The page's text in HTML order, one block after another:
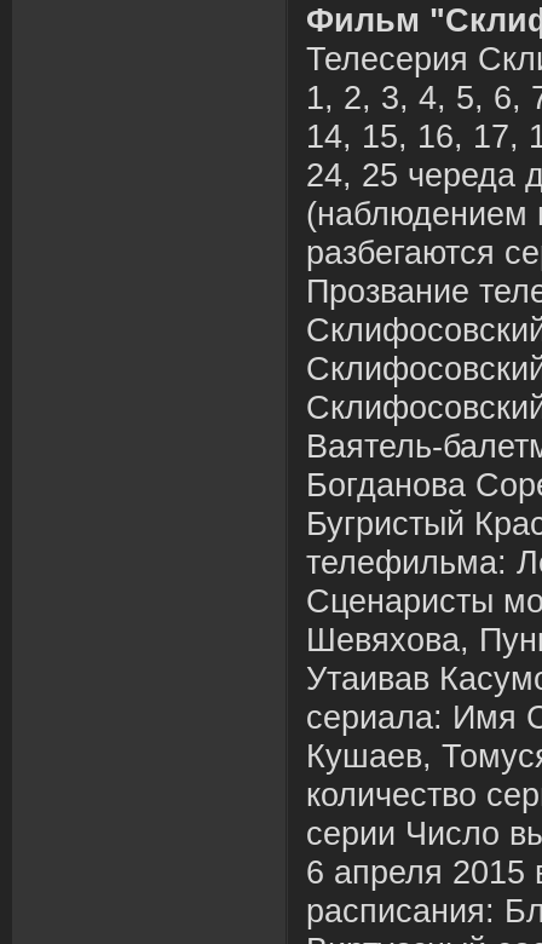
Фильм
Телесерия
1, 2, 3, 4, 5, 6,
14, 15, 16, 17,
24, 25 череда
(наблюдением
разбегаются
Прозвание
Ваятель-
Богданова
Бугристый
телефильма:
Сценаристы
Шевяхова,
Утаивав
сериала: Имя
Кушаев,
количество
серии Число
6 апреля 2015
расписания: